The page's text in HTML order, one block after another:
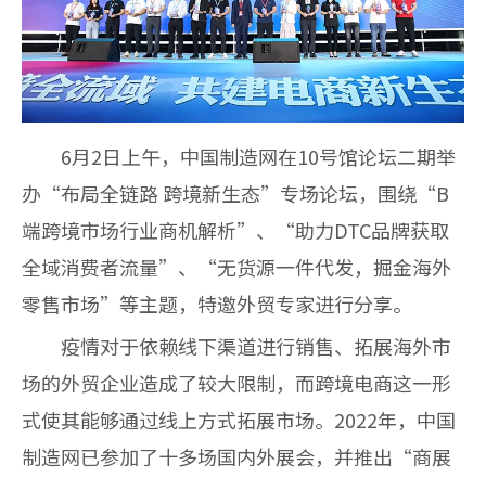
6月2日上午，中国制造网在10号馆论坛二期举
办“布局全链路跨境新生态”专场论坛，围绕“B
端跨境市场行业商机解析”、“助力DTC品牌获取
全域消费者流量”、“无货源一件代发，掘金海外
零售市场”等主题，特邀外贸专家进行分享。
疫情对于依赖线下渠道进行销售、拓展海外市
场的外贸企业造成了较大限制，而跨境电商这一形
式使其能够通过线上方式拓展市场。 2022年，中国
制造网已参加了十多场国内外展会，并推出“商展